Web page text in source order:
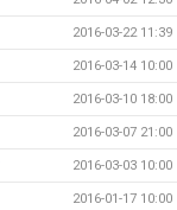
2016-03-22 11:39
2016-03-14 10:00
2016-03-10 18:00
2016-03-07 21:00
2016-03-03 10:00
2016-01-17 10:00